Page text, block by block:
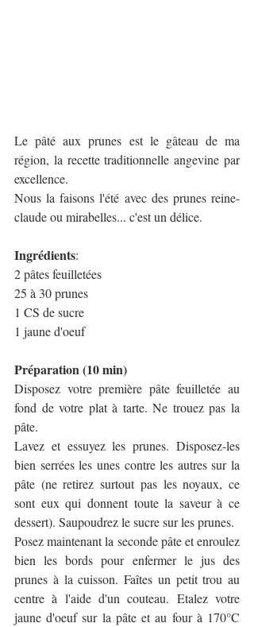
Le pâté aux prunes est le gâteau de ma
région, la recette traditionnelle angevine par
excellence.
Nous la faisons l'été avec des prunes reine-
claude ou mirabelles... c'est un délice.
Ingrédients:
2 pâtes feuilletées
25 à 30 prunes
1 CS de sucre
1 jaune d'oeuf
Préparation (10 min)
Disposez votre première pâte feuilletée au
fond de votre plat à tarte. Ne trouez pas la
pâte.
Lavez et essuyez les prunes. Disposez-les
bien serrées les unes contre les autres sur la
pâte (ne retirez surtout pas les noyaux, ce
sont eux qui donnent toute la saveur à ce
dessert). Saupoudrez le sucre sur les prunes.
Posez maintenant la seconde pâte et enroulez
bien les bords pour enfermer le jus des
prunes à la cuisson. Faîtes un petit trou au
centre à l'aide d'un couteau. Etalez votre
jaune d'oeuf sur la pâte et au four à 170°C